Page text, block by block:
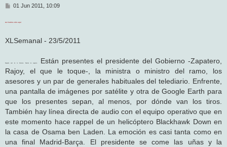
M
s
j
e
01 Jun 2011, 10:09
Así habría sido aquí
XLSemanal - 23/5/2011
Despacho oval de la Moncloa. Reunión de urgencia.
Están presentes el presidente del Gobierno -Zapatero,
Rajoy, el que le toque-, la ministra o ministro del ramo, los
asesores y un par de generales habituales del telediario. Enfrente,
una pantalla de imágenes por satélite y otra de Google Earth para
que los presentes sepan, al menos, por dónde van los tiros.
También hay línea directa de audio con el equipo operativo que en
este momento hace rappel de un helicóptero Blackhawk Down en
la casa de Osama ben Laden. La emoción es casi tanta como en
una final Madrid-Barça. El presidente se come las uñas y la